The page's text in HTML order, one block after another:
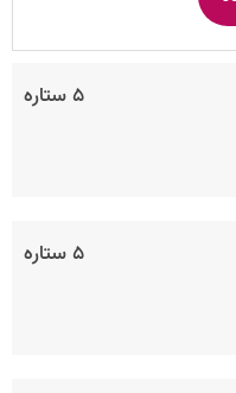
۵ ستاره
۵ ستاره